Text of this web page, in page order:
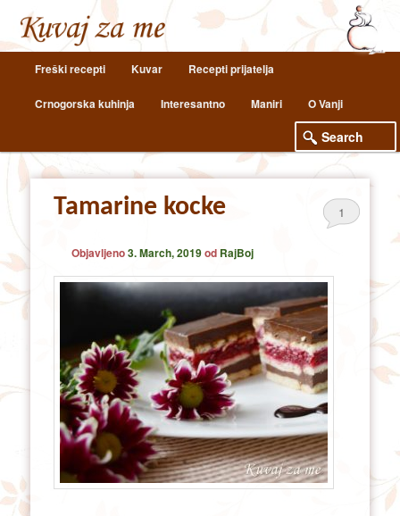
Skip
to
primary
Skip
to
secondary
Freški recepti Kuvar Recepti prijatelja
Crnogorska kuhinja Interesantno Maniri O Vanji
Tamarine kocke
Objavljeno3. March, 2019od RajBoj
1